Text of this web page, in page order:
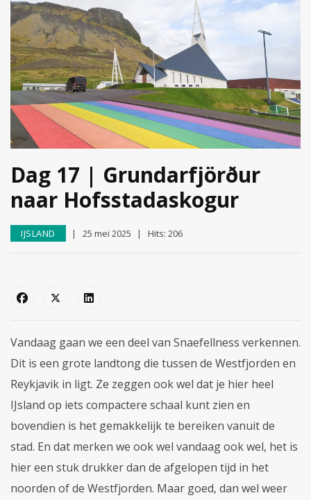
Dag 17 | Grundarfjörður
naar Hofsstadaskogur
IJSLAND 25 mei 2025 Hits: 206
Vandaag gaan we een deel van Snaefellness verkennen.
Dit is een grote landtong die tussen de Westfjorden en
Reykjavik in ligt. Ze zeggen ook wel dat je hier heel
IJsland op iets compactere schaal kunt zien en
bovendien is het gemakkelijk te bereiken vanuit de
stad. En dat merken we ook wel vandaag ook wel, het is
hier een stuk drukker dan de afgelopen tijd in het
noorden of de Westfjorden. Maar goed, dan wel weer